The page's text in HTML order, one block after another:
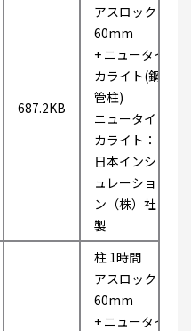
687.2KB
アスロック
60mm
+ ニュータイ
カライト(鋼
管柱)
ニュータイ
カライト：
日本インシ
ュレーショ
ン（株）社
製
柱 1時間
アスロック
60mm
+ ニュータイ